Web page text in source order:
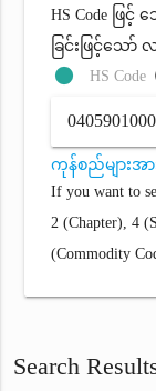
HS Code ဖ
ခြင်းဖြင့်သော်
HS Code
ကုန်စည်များအာ
If you want to
2 (Chapter), 4
(Commodity
Search